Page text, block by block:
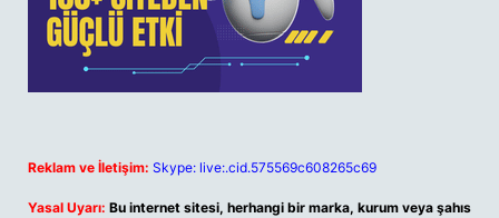
Reklam ve İletişim: Skype: live:.cid.575569c608265c69
Yasal Uyarı: Bu internet sitesi, herhangi bir marka, kurum veya şahıs